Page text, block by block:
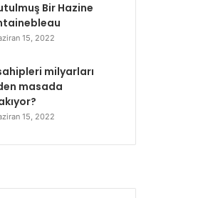
Bir Hazine
15, 2022
milyarları
masada
15, 2022